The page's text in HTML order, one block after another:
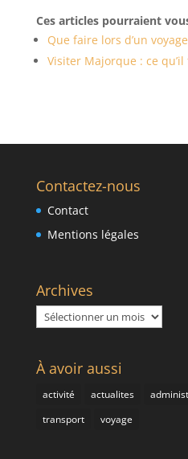
Ces articles pourraient
Que faire lors d’un
Visiter Majorque : ce
Contactez-nous
Contact
Mentions légales
Archives
Archives
À avoir aussi
activité actualites
transport
voyage